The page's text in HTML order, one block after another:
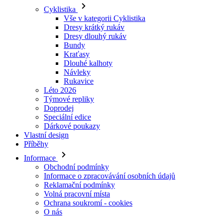
Cyklistika
Vše v kategorii Cyklistika
Dresy krátký rukáv
Dresy dlouhý rukáv
Bundy
Kraťasy
Dlouhé kalhoty
Návleky
Rukavice
Léto 2026
Týmové repliky
Doprodej
Speciální edice
Dárkové poukazy
Vlastní design
Příběhy
Informace
Obchodní podmínky
Informace o zpracovávání osobních údajů
Reklamační podmínky
Volná pracovní místa
Ochrana soukromí - cookies
O nás